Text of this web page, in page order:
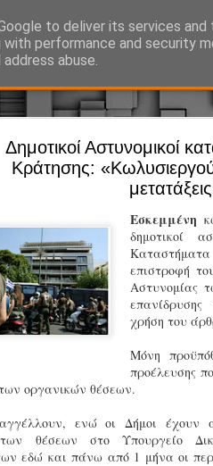
Δημοτικοί Αστυνομικοί
Κράτησης:
Εσκεμμένη
δημοτικοί
Καταστήματα
επιστροφή
Αστυνομίας
χρήση του
Μόνη
προέλευσης
οργανικών θέσεων.
ενώ οι Δήμοι έχουν
θέσεων στο Υπουργείο
εδώ και πάνω από 1 μήνα οι
to deliver its services
with performance and security
abuse.
νέα! Ό, τι συμβαίνει γύρω